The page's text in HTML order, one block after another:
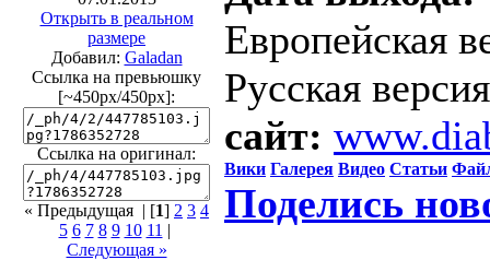
Открыть в реальном
размере
Добавил: Galadan
Ссылка на превьюшку
[~450px/450px]:
Ссылка на оригинал:
« Предыдущая | [1] 2 3 4
5 6 7 8 9 10 11 |
Следующая »
Европейская
Русская
сайт:
Вики Галерея Видео Статьи
Поделись